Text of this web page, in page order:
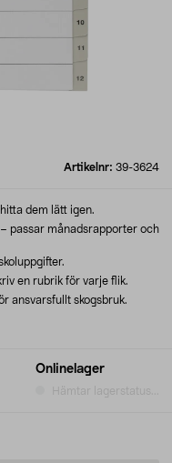
Artikelnr: 39-3624
Onlinelager
Hämtar lagerstatus...
dem lätt igen.
passar månadsrapporter och
en rubrik för varje flik.
ansvarsfullt skogsbruk.